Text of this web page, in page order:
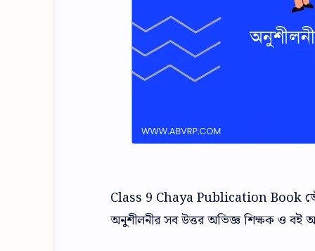
Class 9 Chaya Publication Book ভৌত
অনুশীলনীর সব উত্তর অভিজ্ঞ শিক্ষক ও বই